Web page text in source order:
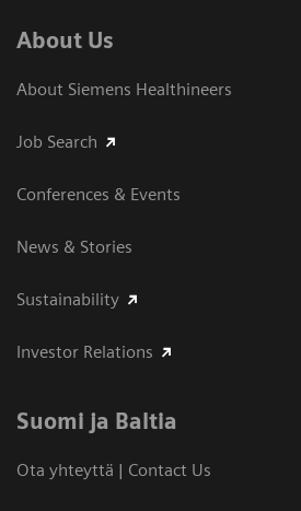
About Us
About Siemens Healthineers
Job Search
Conferences & Events
News & Stories
Sustainability
Investor Relations
Suomi ja Baltia
Ota yhteyttä | Contact Us